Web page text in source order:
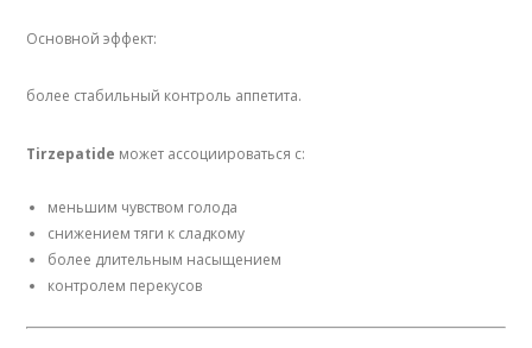
Основной эффект:
более стабильный контроль аппетита.
Tirzepatide может ассоциироваться с:
меньшим чувством голода
снижением тяги к сладкому
более длительным насыщением
контролем перекусов